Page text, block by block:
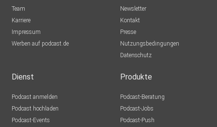
Team
Karriere
Impressum
Werben auf podcast.de
Newsletter
Kontakt
Presse
Nutzungsbedingungen
Datenschutz
Dienst
Podcast anmelden
Podcast hochladen
Podcast-Events
Produkte
Podcast-Beratung
Podcast-Jobs
Podcast-Push